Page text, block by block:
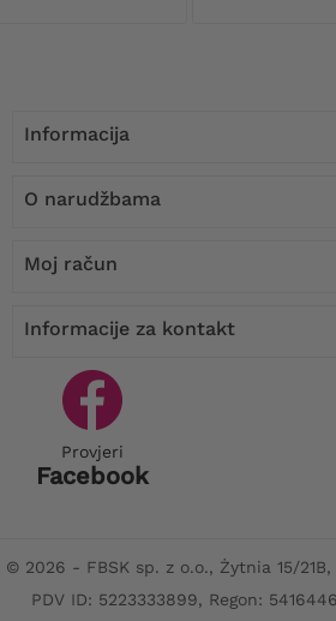
Informacija
O narudžbama
Moj račun
Informacije za kontakt
Provjeri
Facebook
© 2026 - FBSK sp. z o.o., Żytnia 15/21B,
PDV ID: 5223333899, Regon: